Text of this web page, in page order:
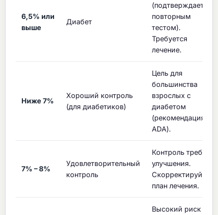
6,5% или
выше
Диабет
(подтверждается
повторным
тестом).
Требуется
лечение.
Ниже 7%
Хороший контроль
(для диабетиков)
Цель для
большинства
взрослых с
диабетом
(рекомендация
ADA).
7% – 8%
Удовлетворительный
контроль
Контроль требует
улучшения.
Скорректируйте
план лечения.
Высокий риск